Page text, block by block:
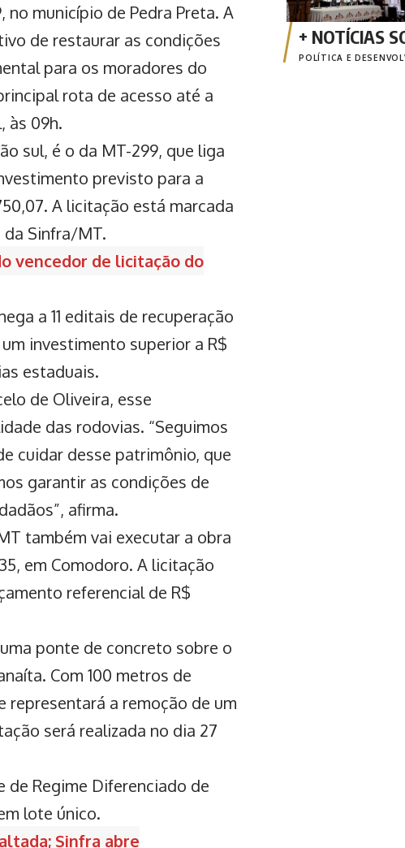
município de Pedra Preta. A
de restaurar as condições
para os moradores do
rota de acesso até a
às 09h.
sul, é o da MT-299, que liga
previsto para a
A licitação está marcada
da Sinfra/MT.
vencedor de licitação do
a 11 editais de recuperação
investimento superior a R$
estaduais.
de Oliveira, esse
das rodovias. “Seguimos
cuidar desse patrimônio, que
garantir as condições de
afirma.
também vai executar a obra
em Comodoro. A licitação
referencial de R$
ponte de concreto sobre o
Com 100 metros de
representará a remoção de um
será realizada no dia 27
de Regime Diferenciado de
lote único.
Sinfra abre
POLÍTICA E